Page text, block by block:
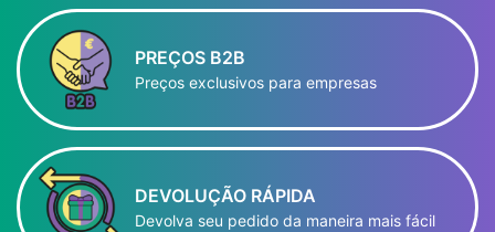
PREÇOS B2B
Preços exclusivos para empresas
DEVOLUÇÃO RÁPIDA
Devolva seu pedido da maneira mais fácil